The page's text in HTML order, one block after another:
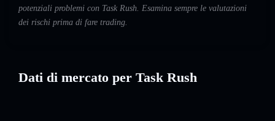
potenziali problemi con Task Rush. Esamina sempre le valutazioni
dei rischi prima di fare trading.
Dati di mercato per Task Rush